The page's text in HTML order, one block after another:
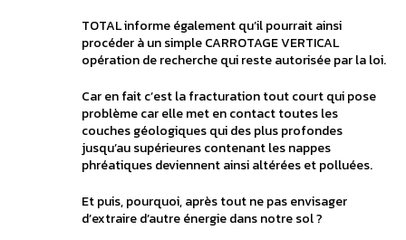
TOTAL informe également qu’il pourrait ainsi
procéder à un simple CARROTAGE VERTICAL
opération de recherche qui reste autorisée par la loi.
Car en fait c’est la fracturation tout court qui pose
problème car elle met en contact toutes les
couches géologiques qui des plus profondes
jusqu’au supérieures contenant les nappes
phréatiques deviennent ainsi altérées et polluées.
Et puis, pourquoi, après tout ne pas envisager
d’extraire d’autre énergie dans notre sol ?